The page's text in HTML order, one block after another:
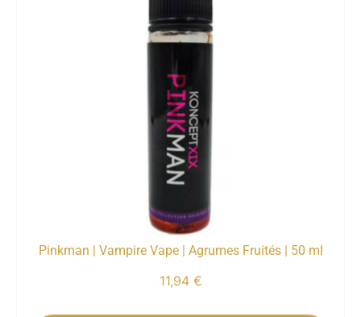
Pinkman | Vampire Vape | Agrumes Fruités | 50 ml
11,94 €